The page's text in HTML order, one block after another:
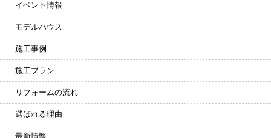
イベント情報
モデルハウス
施工事例
施工プラン
リフォームの流れ
選ばれる理由
最新情報